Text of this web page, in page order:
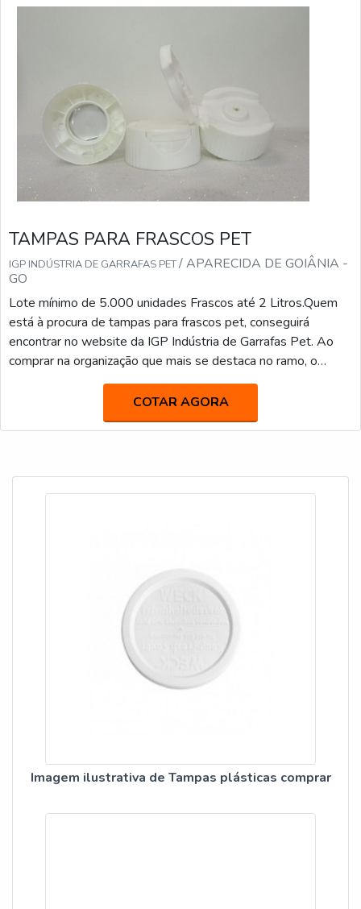
TAMPAS PARA FRASCOS PET
IGP INDÚSTRIA DE GARRAFAS PET/ APARECIDA DE GOIÂNIA -
GO
Lote mínimo de 5.000 unidades Frascos até 2 Litros.Quem
está à procura de tampas para frascos pet, conseguirá
encontrar no website da IGP Indústria de Garrafas Pet. Ao
comprar na organização que mais se destaca no ramo, o
cliente receberá um atendimento de excelência e terá a
garantia de adquirir produtos que solucionem qualquer
demanda.MAIS DETALHES INTERESSANTES SOBRE
COTAR AGORA
Imagem ilustrativa de Tampas plásticas comprar